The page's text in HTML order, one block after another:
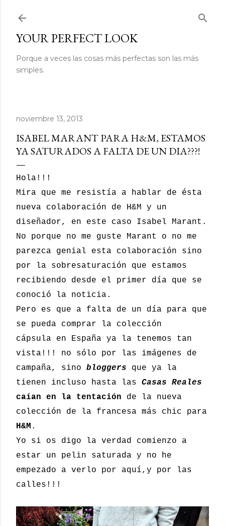
YOUR PERFECT LOOK
Porque a veces las cosas más perfectas son las más
simples.
noviembre 13, 2013
ISABEL MARANT PARA H&M, ESTAMOS
YA SATURADOS A FALTA DE UN DIA???!
Hola!!!
Mira que me resistía a hablar de ésta
nueva colaboración de H&M y un
diseñador, en este caso Isabel Marant.
No porque no me guste Marant o no me
parezca genial esta colaboración sino
por la sobresaturación que estamos
recibiendo desde el primer día que se
conoció la noticia.
Pero es que a falta de un día para que
se pueda comprar la colección
cápsula en España ya la tenemos tan
vista!!! no sólo por las imágenes de
campaña, sino bloggers que ya la
tienen incluso hasta las Casas Reales
caían en la tentación de la nueva
colección de la francesa más chic para
H&M .
Yo si os digo la verdad comienzo a
estar un pelin saturada y no he
empezado a verlo por aquí,y por las
calles!!!